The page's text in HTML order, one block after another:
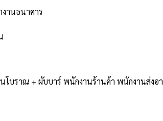
านธนาคาร
โบราณ + ผับบาร์ พนักงานร้านค้า พนักงานส่งอ